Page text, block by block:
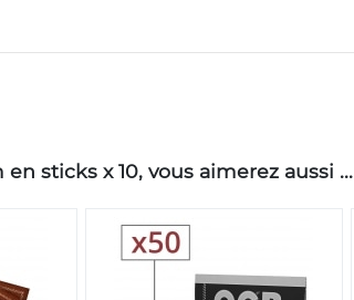
sticks x 10, vous aimerez aussi ...